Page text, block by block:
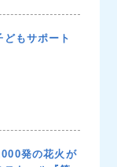
もサポート
発の花火が